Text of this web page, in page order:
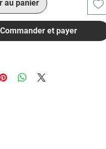
au panier
Commander et payer